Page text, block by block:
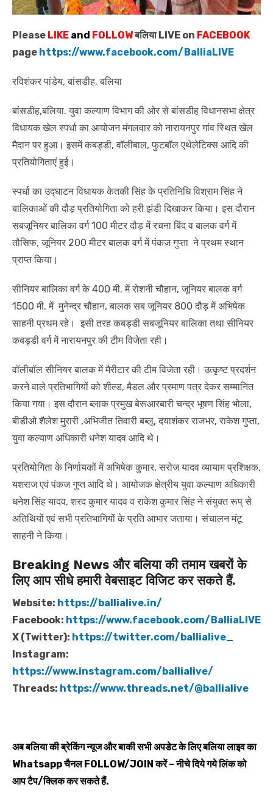
Please LIKE and FOLLOWबलिया LIVE on FACEBOOK
page https://www.facebook.com/BalliaLIVE
रविशंकर पांडेय, बांसडीह, बलिया
बांसडीह,बलिया. युवा कल्याण विभाग की ओर से बांसडीह विधानसभा क्षेत्र
विधायक खेल स्पर्धा का आयोजन मंगलवार को नारायनपुर गांव स्थित खेल
मैदान पर हुआ। इसमें कबड्डी, वॉलीबाल, फुटबॉल एथेलेटिक्स आदि की
प्रतियोगिताएं हुई।
स्पर्धा का उद्घाटन विधायक केतकी सिंह के प्रतिनिधि विश्राम सिंह ने
बालिकाओं की दौड़ प्रतियोगिता को हरी झंडी दिखाकर किया। इस दौरान
सबजूनियर बालिका वर्ग 100 मीटर दौड़ में रचना बिंद व बालक वर्ग में
तौसिफ, जूनियर 200 मीटर बालक वर्ग में पंकज गुप्ता ने प्रथम स्थान
प्राप्त किया।
सीनियर बालिका वर्ग के 400 मी. में रोशनी चौहान, जूनियर बालक वर्ग
1500 मी. में मुनेन्द्र चौहान, बालक सब जूनियर 800 दौड़ में अभिषेक
साहनी प्रथम रहे। इसी तरह कबड्डी सबजूनियर बालिका तथा सीनियर
कबड्डी वर्ग में नारायनपुर की टीम विजेता रही।
वॉलीबॉल सीनियर बालक में मैरीटार की टीम विजेता रही। उत्कृष्ट प्रदर्शन
करने वाले प्रतिभागियों को शील्ड, मैडल और प्रमाण पत्र देकर सम्मानित
किया गया। इस दौरान ब्लाक प्रमुख बेरूआरबारी चन्द्र भूषण सिंह भोला,
बीडीओ शैलेश मुरारी ,अभिजीत तिवारी बब्लू, दयाशंकर राजभर, राकेश गुप्ता,
युवा कल्याण अधिकारी धनेश यादव आदि थे।
प्रतियोगिता के निर्णायकों में अभिषेक कुमार, सरोज यादव व्यायाम प्रशिक्षक,
यशराज एवं पंकज गुप्त आदि थे। आयोजक क्षेत्रीय युवा कल्याण अधिकारी
धनेश सिंह यादव, शरद कुमार यादव व राकेश कुमार सिंह ने संयुक्त रूप् से
अतिथियों एवं सभी प्रतिभागियों के प्रति आभार जताया। संचालन मंटू
साहनी ने किया।
Breaking News और बलिया की तमाम खबरों के
लिए आप सीधे हमारी वेबसाइट विजिट कर सकते हैं.
Website: https://ballialive.in/
Facebook: https://www.facebook.com/BalliaLIVE
X (Twitter): https://twitter.com/ballialive_
Instagram:
https://www.instagram.com/ballialive/
Threads: https://www.threads.net/@ballialive
अब बलिया की ब्रेकिंग न्यूज और बाकी सभी अपडेट के लिए बलिया लाइव का
WhatsappचैनलFOLLOW/JOINकरें – नीचे दिये गये लिंक को
आप टैप/क्लिक कर सकते हैं.